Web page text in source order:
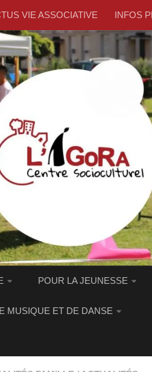
VIE ASSOCIATIVE INFOS
POUR LA JEUNESSE
MUSIQUE ET DE DANSE